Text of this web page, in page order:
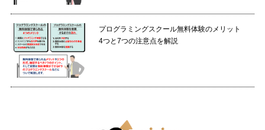
プログラミングスクール無料体験のメリット
4つと7つの注意点を解説